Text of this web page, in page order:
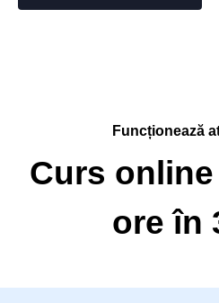
Funcționează
Curs online
ore în